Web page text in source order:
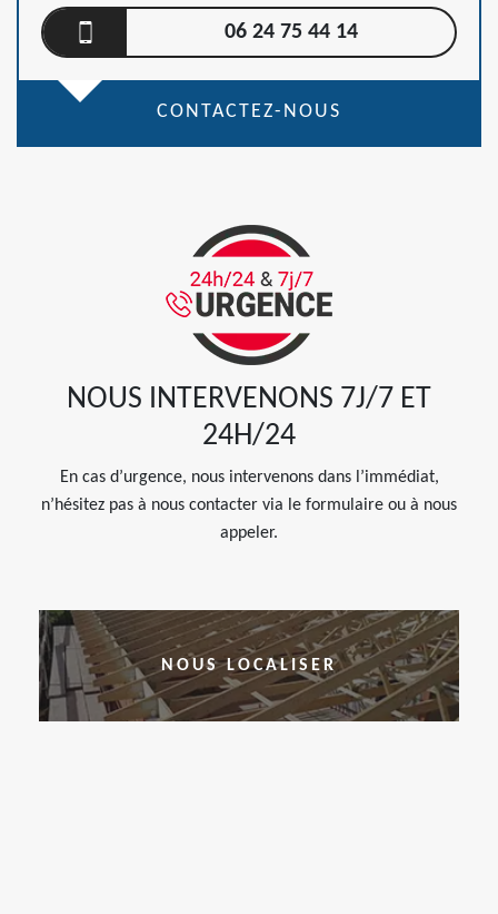
06 24 75 44 14
CONTACTEZ-NOUS
NOUS INTERVENONS 7J/7 ET
24H/24
En cas d’urgence, nous intervenons dans l’immédiat,
n’hésitez pas à nous contacter via le formulaire ou à nous
appeler.
NOUS LOCALISER